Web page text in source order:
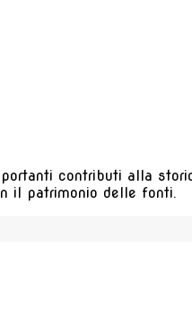
contributi alla
il patrimonio delle fonti.